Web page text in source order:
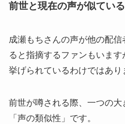
前世と現在の声が似てい
成瀬もちさんの声が他の配
ると指摘するファンもいま
挙げられているわけではあり
前世が噂される際、一つの
「声の類似性」です。